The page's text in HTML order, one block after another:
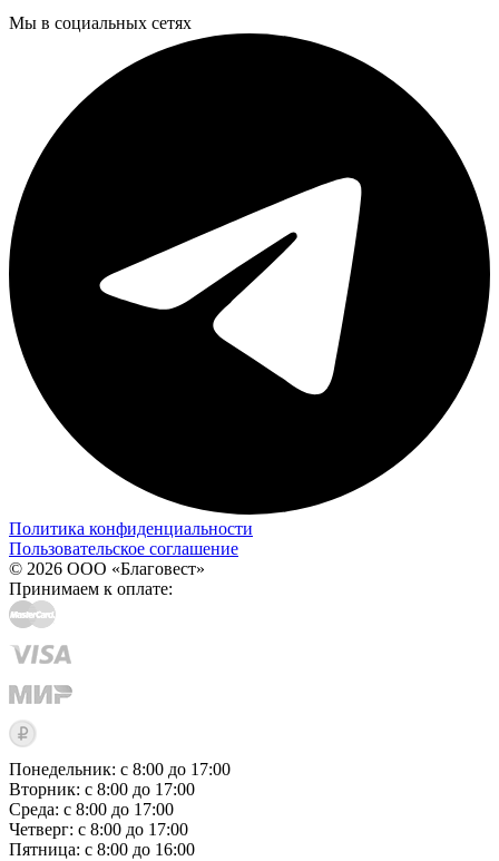
Мы в социальных сетях
Политика конфиденциальности
Пользовательское соглашение
© 2026 ООО «Благовест»
Принимаем к оплате:
Понедельник: с 8:00 до 17:00
Вторник: с 8:00 до 17:00
Среда: с 8:00 до 17:00
Четверг: с 8:00 до 17:00
Пятница: с 8:00 до 16:00